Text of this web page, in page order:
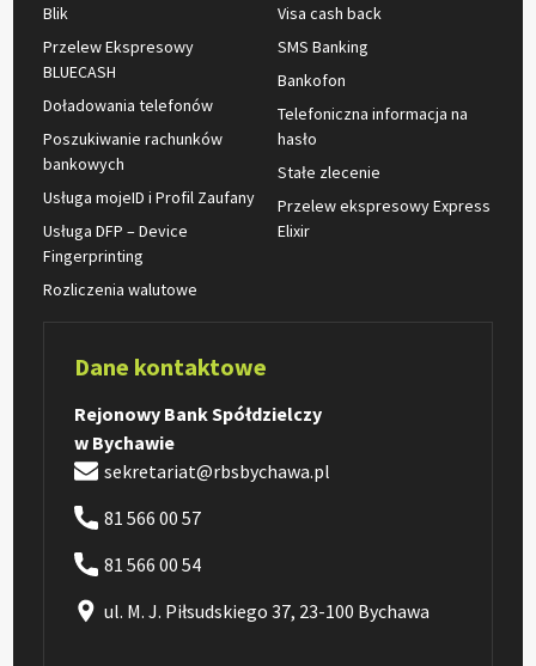
Blik
Przelew Ekspresowy
BLUECASH
Doładowania telefonów
Poszukiwanie rachunków
bankowych
Usługa mojeID i Profil Zaufany
Usługa DFP – Device
Fingerprinting
Rozliczenia walutowe
Visa cash back
SMS Banking
Bankofon
Telefoniczna informacja na
hasło
Stałe zlecenie
Przelew ekspresowy Express
Elixir
Dane kontaktowe
Rejonowy Bank Spółdzielczy
w Bychawie
sekretariat@rbsbychawa.pl
81 566 00 57
81 566 00 54
ul. M. J. Piłsudskiego 37, 23-100 Bychawa